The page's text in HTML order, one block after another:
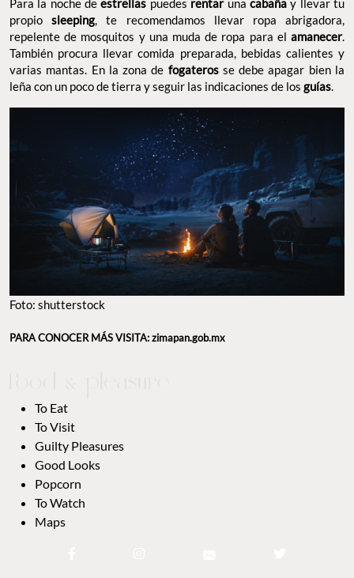
Para la noche deestrellas puedes rentaruna cabañay llevar tu
propiosleeping, te recomendamos llevar ropa abrigadora,
repelente de mosquitos y una muda de ropa para el amanecer.
También procura llevar comida preparada, bebidas calientes y
varias mantas. En la zona de fogaterosse debe apagar bien la
leña con un poco de tierra y seguir las indicaciones de los guías.
Foto: shutterstock
PARA CONOCER MÁS VISITA: zimapan.gob.mx
To Eat
To Visit
Guilty Pleasures
Good Looks
Popcorn
To Watch
Maps